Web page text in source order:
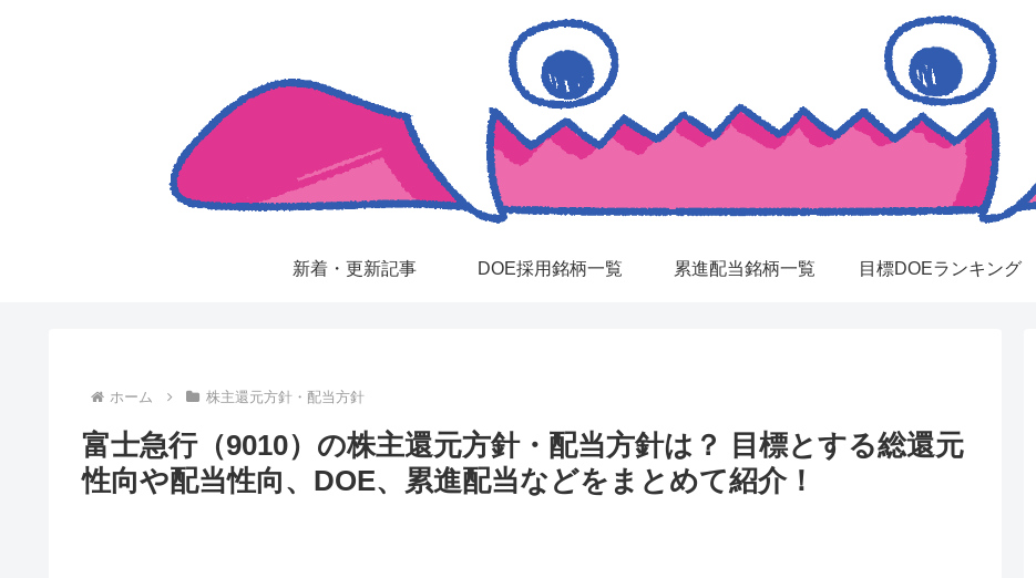
新着・更新記事 DOE採用銘柄一覧 累進配当銘柄一覧 目標DOEランキング
ホーム 株主還元方針・配当方針
富士急行（9010）の株主還元方針・配当方針は？ 目標とする総還元
性向や配当性向、DOE、累進配当などをまとめて紹介！